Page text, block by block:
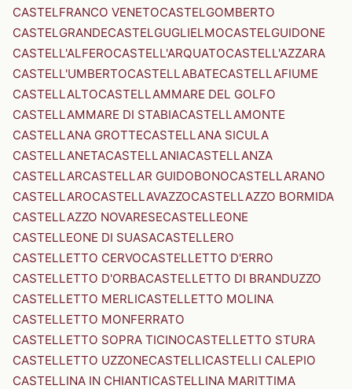
CASTELFRANCO VENETOCASTELGOMBERTO
CASTELGRANDECASTELGUGLIELMOCASTELGUIDONE
CASTELL'ALFEROCASTELL'ARQUATOCASTELL'AZZARA
CASTELL'UMBERTOCASTELLABATECASTELLAFIUME
CASTELLALTOCASTELLAMMARE DEL GOLFO
CASTELLAMMARE DI STABIACASTELLAMONTE
CASTELLANA GROTTECASTELLANA SICULA
CASTELLANETACASTELLANIACASTELLANZA
CASTELLARCASTELLAR GUIDOBONOCASTELLARANO
CASTELLAROCASTELLAVAZZOCASTELLAZZO BORMIDA
CASTELLAZZO NOVARESECASTELLEONE
CASTELLEONE DI SUASACASTELLERO
CASTELLETTO CERVOCASTELLETTO D'ERRO
CASTELLETTO D'ORBACASTELLETTO DI BRANDUZZO
CASTELLETTO MERLICASTELLETTO MOLINA
CASTELLETTO MONFERRATO
CASTELLETTO SOPRA TICINOCASTELLETTO STURA
CASTELLETTO UZZONECASTELLICASTELLI CALEPIO
CASTELLINA IN CHIANTICASTELLINA MARITTIMA